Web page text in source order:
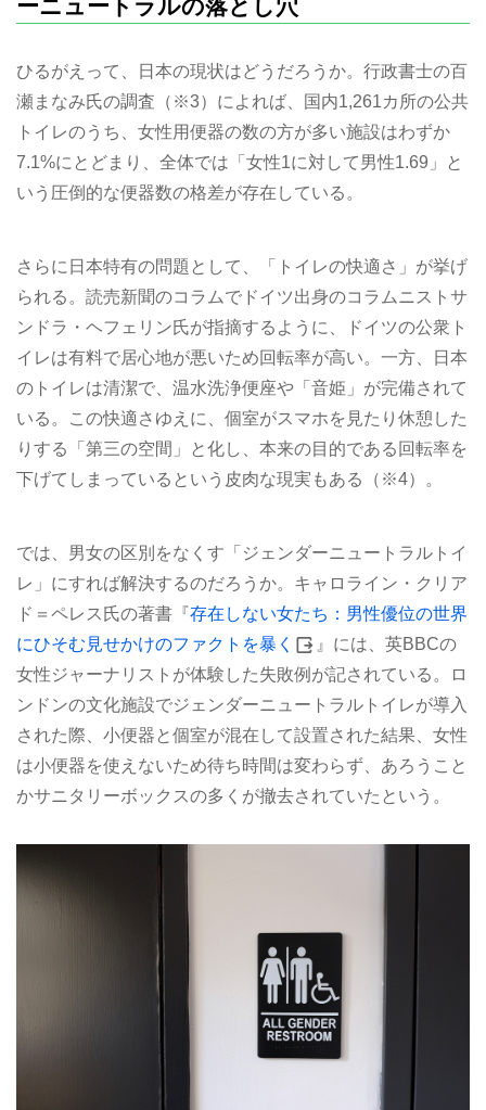
ーニュートラルの落とし穴
ひるがえって、日本の現状はどうだろうか。行政書士の百
瀬まなみ氏の調査（※3）によれば、国内1,261カ所の公共
トイレのうち、女性用便器の数の方が多い施設はわずか
7.1%にとどまり、全体では「女性1に対して男性1.69」と
いう圧倒的な便器数の格差が存在している。
さらに日本特有の問題として、「トイレの快適さ」が挙げ
られる。読売新聞のコラムでドイツ出身のコラムニストサ
ンドラ・ヘフェリン氏が指摘するように、ドイツの公衆ト
イレは有料で居心地が悪いため回転率が高い。一方、日本
のトイレは清潔で、温水洗浄便座や「音姫」が完備されて
いる。この快適さゆえに、個室がスマホを見たり休憩した
りする「第三の空間」と化し、本来の目的である回転率を
下げてしまっているという皮肉な現実もある（※4）。
では、男女の区別をなくす「ジェンダーニュートラルトイ
レ」にすれば解決するのだろうか。キャロライン・クリア
ド＝ペレス氏の著書『 存在しない女たち：男性優位の世界
にひそむ見せかけのファクトを暴く
』には、英BBCの
女性ジャーナリストが体験した失敗例が記されている。ロ
ンドンの文化施設でジェンダーニュートラルトイレが導入
された際、小便器と個室が混在して設置された結果、女性
は小便器を使えないため待ち時間は変わらず、あろうこと
かサニタリーボックスの多くが撤去されていたという。